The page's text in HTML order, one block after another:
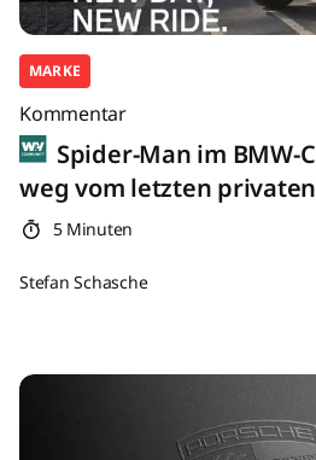
MARKE
Kommentar
Spider-Man im BMW-
weg vom letzten
5 Minuten
Stefan Schasche